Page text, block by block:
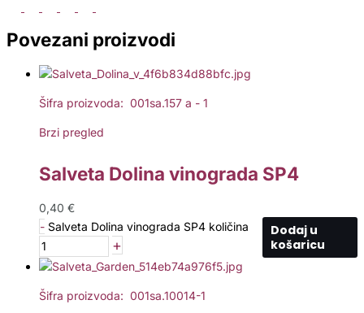
Povezani proizvodi
Šifra proizvoda: 001sa.157 a - 1
Brzi pregled
Salveta Dolina vinograda SP4
0,40 €
- Salveta Dolina vinograda SP4 količina
+
Dodaj u
košaricu
Šifra proizvoda: 001sa.10014-1